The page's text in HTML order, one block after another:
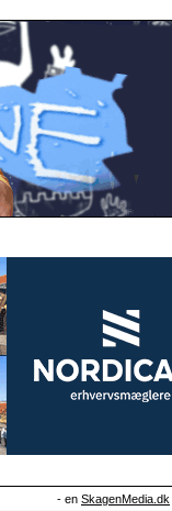
- en SkagenMedia.dk